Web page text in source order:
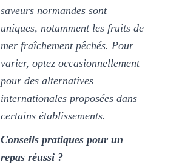
saveurs normandes sont
uniques, notamment les fruits de
mer fraîchement pêchés. Pour
varier, optez occasionnellement
pour des alternatives
internationales proposées dans
certains établissements.
Conseils pratiques pour un
repas réussi ?